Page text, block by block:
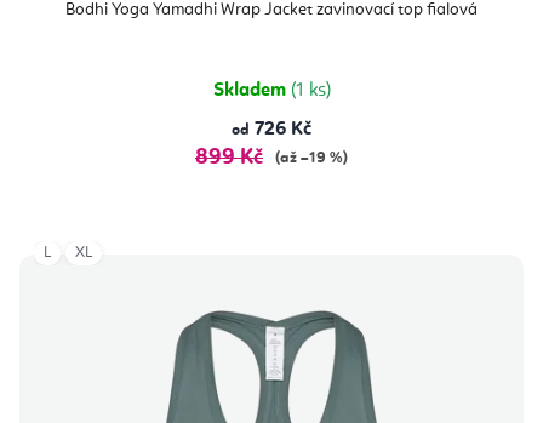
Bodhi Yoga Yamadhi Wrap Jacket zavinovací top fialová
produktu
je
Skladem (1 ks)
od 726 Kč
899 Kč (až –19 %)
L XL